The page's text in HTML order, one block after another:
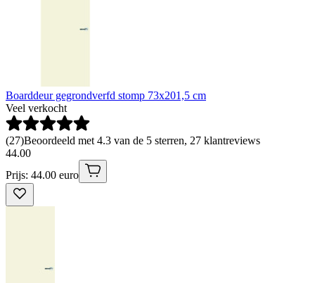
Boarddeur gegrondverfd stomp 73x201,5 cm
Veel verkocht
(27)Beoordeeld met 4.3 van de 5 sterren, 27 klantreviews
44.00
Prijs: 44.00 euro